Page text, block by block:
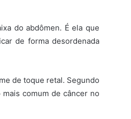
do abdômen. É ela que
de forma desordenada
de toque retal. Segundo
comum de câncer no